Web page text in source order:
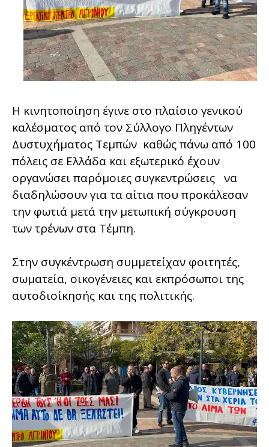
Η κινητοποίηση έγινε στο πλαίσιο γενικού
καλέσματος από τον Σύλλογο Πληγέντων
Δυστυχήματος Τεμπών καθώς πάνω από 100
πόλεις σε Ελλάδα και εξωτερικό έχουν
οργανώσει παρόμοιες συγκεντρώσεις να
διαδηλώσουν για τα αίτια που προκάλεσαν
την φωτιά μετά την μετωπική σύγκρουση
των τρένων στα Τέμπη.
Στην συγκέντρωση συμμετείχαν φοιτητές,
σωματεία, οικογένειες και εκπρόσωποι της
αυτοδιοίκησής και της πολιτικής.